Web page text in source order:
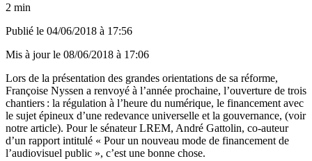
2 min
Publié le 04/06/2018 à 17:56
Mis à jour le 08/06/2018 à 17:06
Lors de la présentation des grandes orientations de sa réforme,
Françoise Nyssen a renvoyé à l’année prochaine, l’ouverture de trois
chantiers : la régulation à l’heure du numérique, le financement avec
le sujet épineux d’une redevance universelle et la gouvernance, (voir
notre article). Pour le sénateur LREM, André Gattolin, co-auteur
d’un rapport intitulé « Pour un nouveau mode de financement de
l’audiovisuel public », c’est une bonne chose.